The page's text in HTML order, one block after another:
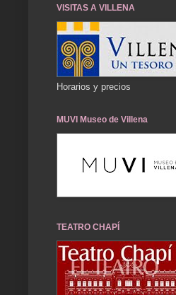
VISITAS A VILLENA
Horarios y precios
MUVI Museo de Villena
TEATRO CHAPÍ